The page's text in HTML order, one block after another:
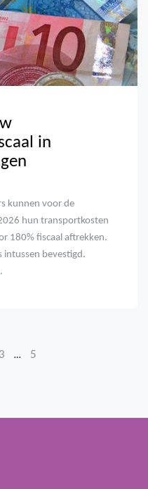
in
kunnen voor de
hun transportkosten
180% fiscaal aftrekken.
intussen bevestigd.
3 … 5